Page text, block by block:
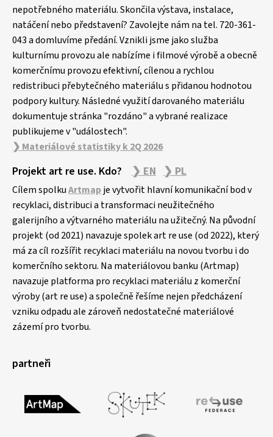
nepotřebného materiálu. Skončila výstava, instalace,
natáčení nebo představení? Zavolejte nám na tel. 720-361-
043 a domluvíme předání. Vznikli jsme jako služba
kulturnímu provozu ale nabízíme i filmové výrobě a obecně
komerčnímu provozu efektivní, cílenou a rychlou
redistribuci přebytečného materiálu s přidanou hodnotou
podpory kultury. Následné využití darovaného materiálu
dokumentuje stránka "rozdáno" a vybrané realizace
publikujeme v "událostech".
❯ Materiálové statistiky k 2Q 2026
Projekt art re use. Kdo? ❯ EN ❯ PL
Cílem spolkuArtmapje vytvořit hlavní komunikační bod v
recyklaci, distribuci a transformaci neužitečného
galerijního a výtvarného materiálu na užitečný. Na původní
projekt (od 2021) navazuje spolek art re use (od 2022), který
má za cíl rozšířit recyklaci materiálu na novou tvorbu i do
komerčního sektoru. Na materiálovou banku (Artmap)
navazuje platforma pro recyklaci materiálu z komerční
výroby (art re use) a společně řešíme nejen předcházení
vzniku odpadu ale zároveň nedostatečné materiálové
zázemí pro tvorbu.
partneři